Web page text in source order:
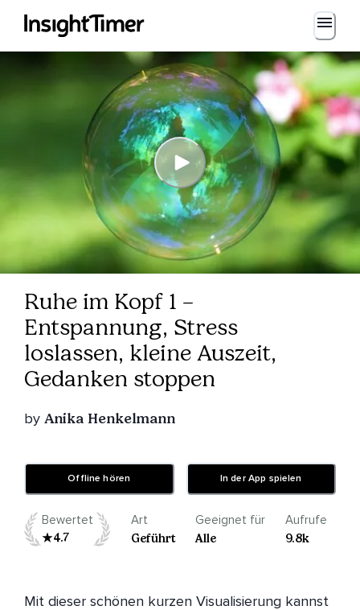
Ruhe im Kopf 1 –
Entspannung, Stress
loslassen, kleine Auszeit,
Gedanken stoppen
by Anika Henkelmann
Offline hören In der App spielen
Bewertet
4.7
Art
Geführt
Geeignet für
Alle
Aufrufe
9.8k
Mit dieser schönen kurzen Visualisierung kannst